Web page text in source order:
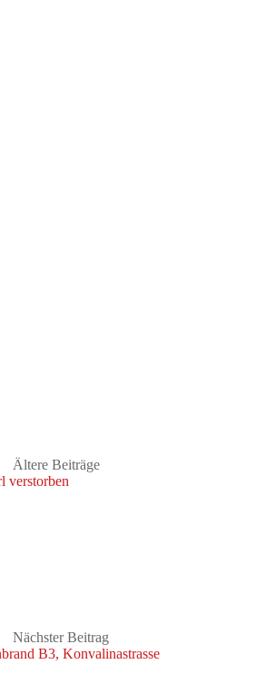
Ältere Beiträge
verstorben
Nächster Beitrag
B3, Konvalinastrasse